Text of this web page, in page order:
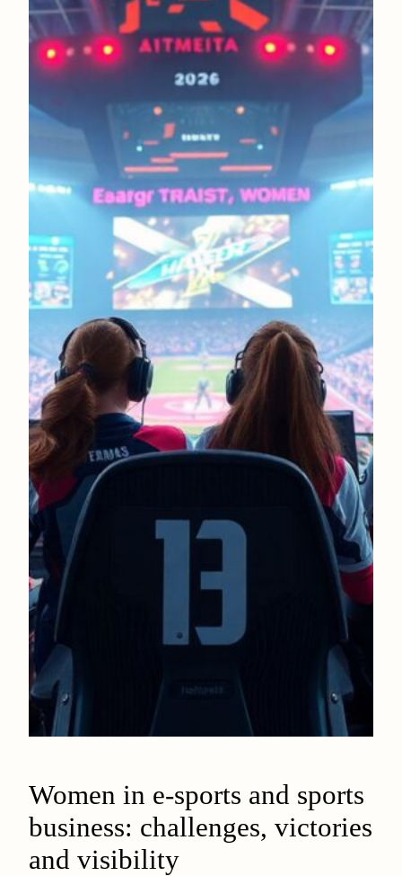
Women in e-sports and sports
business: challenges, victories
and visibility